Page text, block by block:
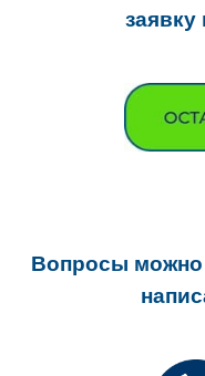
заявку
Вопросы можно